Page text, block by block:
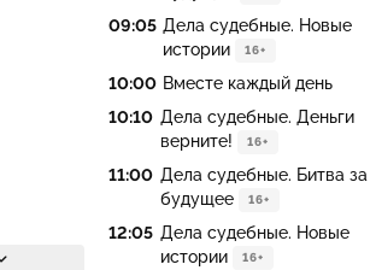
09:05 Дела судебные. Новые
истории
16+
10:00 Вместе каждый день
10:10 Дела судебные. Деньги
верните!
16+
11:00 Дела судебные. Битва за
будущее
16+
12:05 Дела судебные. Новые
истории
16+